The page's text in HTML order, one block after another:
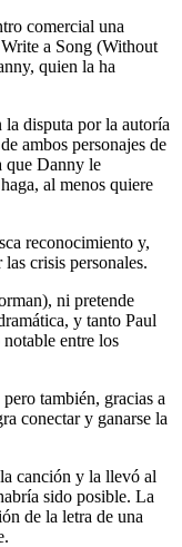
comercial una
a Song (Without
quien la ha
la disputa por la autoría
ambos personajes de
que Danny le
al menos quiere
reconocimiento y,
crisis personales.
ni pretende
y tanto Paul
entre los
también, gracias a
conectar y ganarse la
canción y la llevó al
sido posible. La
de la letra de una